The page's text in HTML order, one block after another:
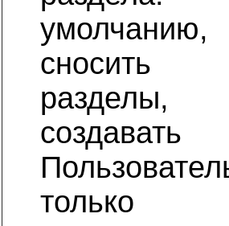
умолчанию,
сносить
разделы,
только